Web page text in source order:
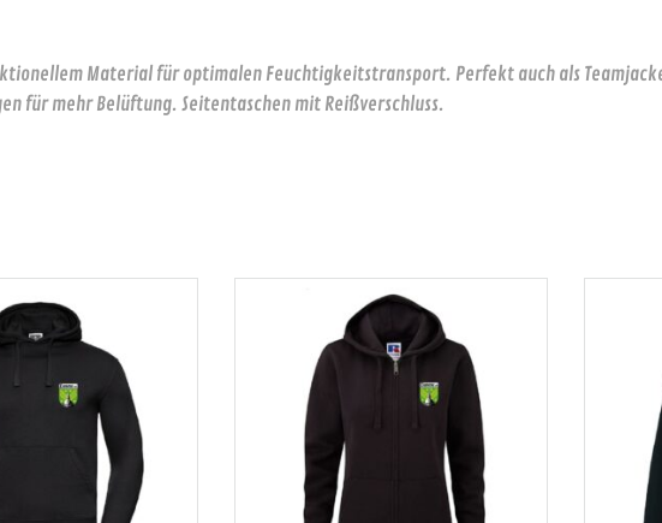
Material für optimalen Feuchtigkeitstransport. Perfekt auch als
für mehr Belüftung. Seitentaschen mit Reißverschluss.